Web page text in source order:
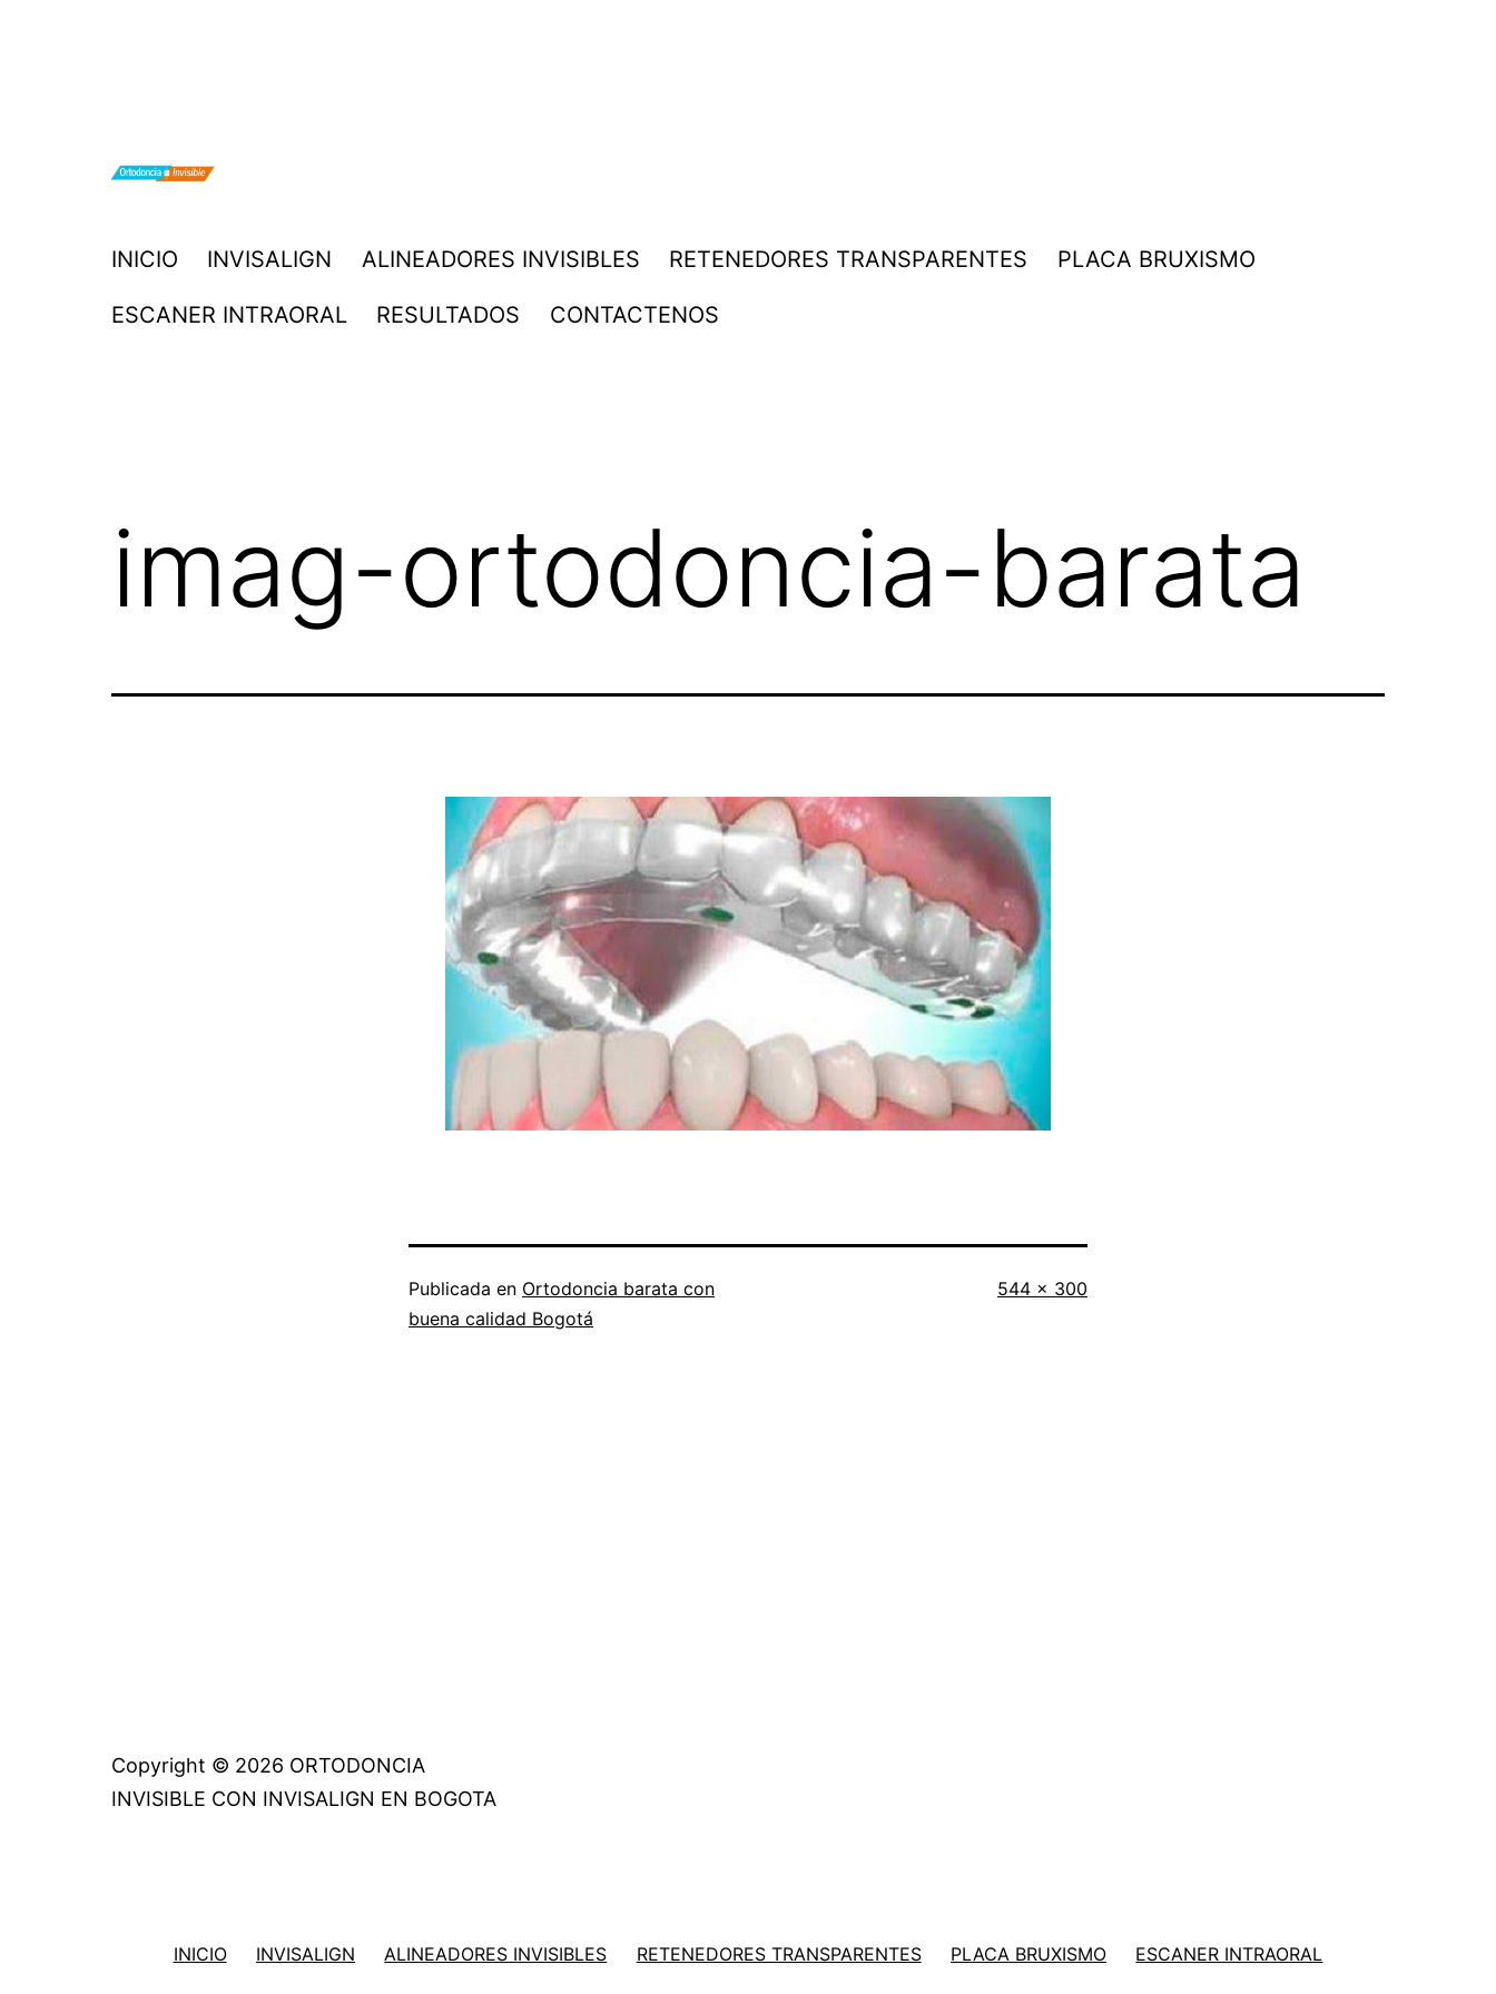
ORTODONCIA
INVISALIGN
INICIO INVISALIGN ALINEADORES INVISIBLES RETENEDORES TRANSPARENTES PLACA BRUXISMO
ESCANER INTRAORAL RESULTADOS CONTACTENOS
imag-ortodoncia-barata
Publicada en Ortodoncia barata con
buena calidad Bogotá
Tamaño
544 × 300
Copyright © 2026 ORTODONCIA
INVISIBLE CON INVISALIGN EN BOGOTA
INICIO INVISALIGN ALINEADORES INVISIBLES RETENEDORES TRANSPARENTES PLACA BRUXISMO ESCANER INTRAORAL